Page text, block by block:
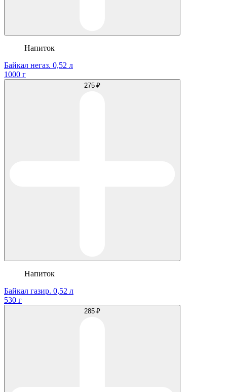
Напиток
Байкал негаз. 0,52 л
1000 г
275 ₽
Напиток
Байкал газир. 0,52 л
530 г
285 ₽